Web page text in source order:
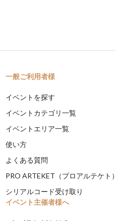
一般ご利用者様
イベントを探す
イベントカテゴリ一覧
イベントエリア一覧
使い方
よくある質問
PRO ARTEKET（プロアルテケト）
シリアルコード受け取り
イベント主催者様へ